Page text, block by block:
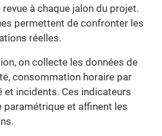
à chaque jalon du projet.
permettent de confronter les
réelles.
on collecte les données de
consommation horaire par
et incidents. Ces indicateurs
paramétrique et affinent les